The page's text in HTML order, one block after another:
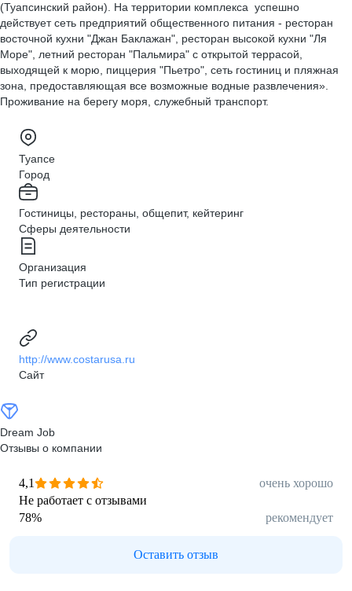
(Туапсинский район). На территории комплекса успешно
действует сеть предприятий общественного питания - ресторан
восточной кухни "Джан Баклажан", ресторан высокой кухни "Ля
Море", летний ресторан "Пальмира" с открытой террасой,
выходящей к морю, пиццерия "Пьетро", сеть гостиниц и пляжная
зона, предоставляющая все возможные водные развлечения».
Проживание на берегу моря, служебный транспорт.
Туапсе
Город
Гостиницы, рестораны, общепит, кейтеринг
Сферы деятельности
Организация
Тип регистрации
http://www.costarusa.ru
Сайт
Dream Job
Отзывы о компании
4,1
очень хорошо
Не работает с отзывами
78% рекомендует
Оставить отзыв